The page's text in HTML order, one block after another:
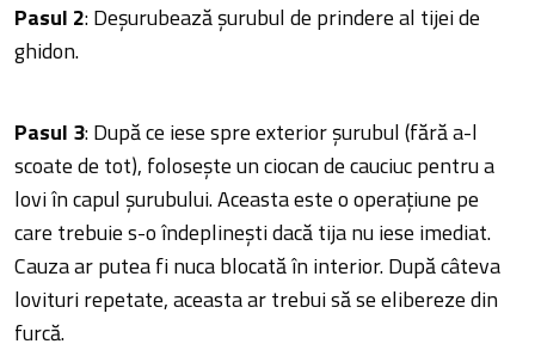
Pasul 2: Deșurubează șurubul de prindere al tijei de
ghidon.
Pasul 3: După ce iese spre exterior șurubul (fără a-l
scoate de tot), folosește un ciocan de cauciuc pentru a
lovi în capul șurubului. Aceasta este o operațiune pe
care trebuie s-o îndeplinești dacă tija nu iese imediat.
Cauza ar putea fi nuca blocată în interior. După câteva
lovituri repetate, aceasta ar trebui să se elibereze din
furcă.